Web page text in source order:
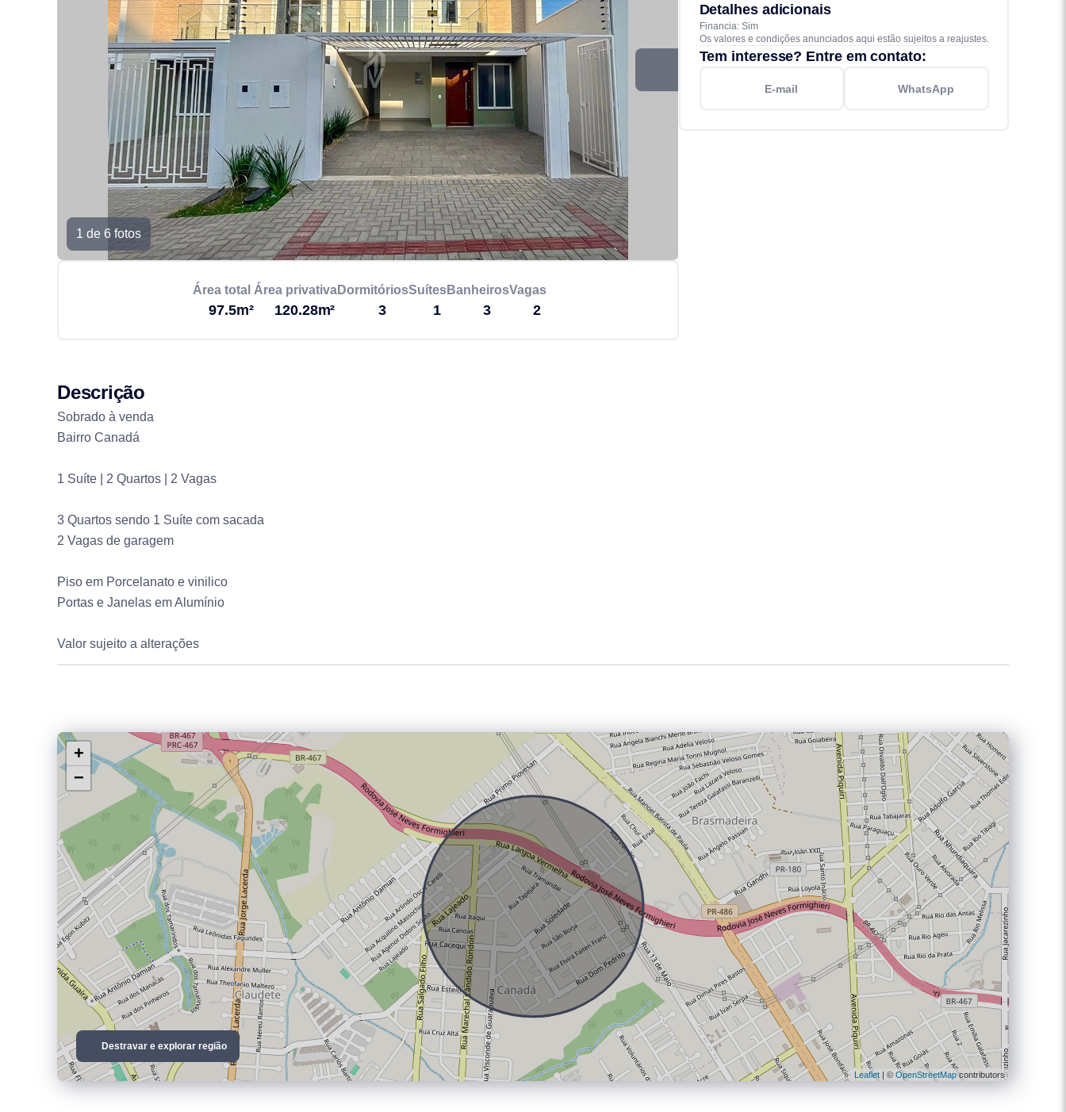
1 de 6 fotos
Área total
97.5m²
Área privativa
120.28m²
Dormitórios
3
Suítes
1
Banheiros
3
Vagas
2
Detalhes adicionais
Financia: Sim
Os valores e condições anunciados aqui estão sujeitos a reajustes.
Tem interesse? Entre em contato:
E-mail WhatsApp
Descrição
Sobrado à venda
Bairro Canadá
1 Suíte | 2 Quartos | 2 Vagas
3 Quartos sendo 1 Suíte com sacada
2 Vagas de garagem
Piso em Porcelanato e vinilico
Portas e Janelas em Alumínio
Valor sujeito a alterações
+
−
Leaflet | © OpenStreetMapcontributors
Destravar e explorar região